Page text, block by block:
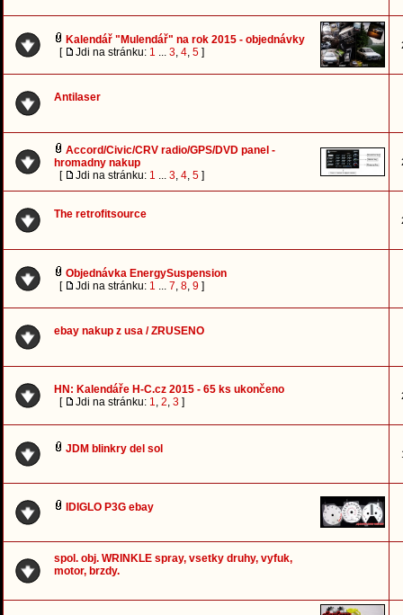
Kalendář "Mulendář" na rok 2015 - objednávky
[
Jdi na stránku: 1 ... 3, 4, 5 ]
Antilaser
Accord/Civic/CRV radio/GPS/DVD panel -
hromadny nakup
[
Jdi na stránku: 1 ... 3, 4, 5 ]
The retrofitsource
Objednávka EnergySuspension
[
Jdi na stránku: 1 ... 7, 8, 9 ]
ebay nakup z usa / ZRUSENO
HN: Kalendáře H-C.cz 2015 - 65 ks ukončeno
[
Jdi na stránku: 1, 2, 3 ]
JDM blinkry del sol
IDIGLO P3G ebay
spol. obj. WRINKLE spray, vsetky druhy, vyfuk,
motor, brzdy.